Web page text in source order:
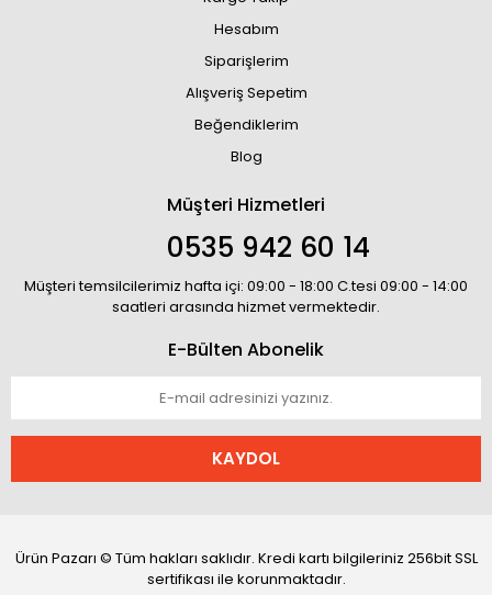
Hesabım
Siparişlerim
Alışveriş Sepetim
Beğendiklerim
Blog
Müşteri Hizmetleri
0535 942 60 14
Müşteri temsilcilerimiz hafta içi: 09:00 - 18:00 C.tesi 09:00 - 14:00
saatleri arasında hizmet vermektedir.
E-Bülten Abonelik
KAYDOL
Ürün Pazarı © Tüm hakları saklıdır. Kredi kartı bilgileriniz 256bit SSL
sertifikası ile korunmaktadır.